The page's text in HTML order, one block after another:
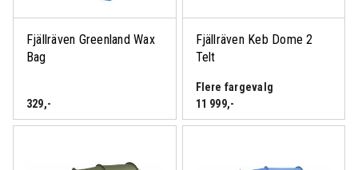
Fjällräven Greenland Wax
Bag
329,-
Fjällräven Keb Dome 2
Telt
Flere fargevalg
11 999,-